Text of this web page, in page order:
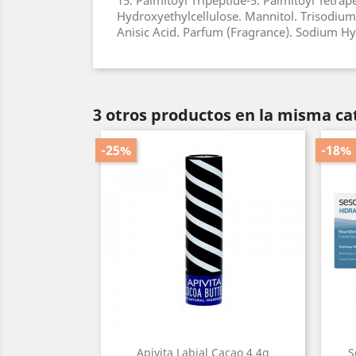
Hydroxyethylcellulose. Mannitol.
Anisic Acid. Parfum (Fragrance). Sodium
3 otros productos en la misma
Apivita Labial Cacao 4.4g
-25% -18%